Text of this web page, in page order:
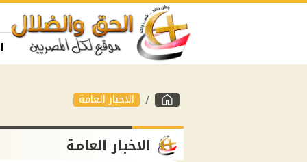
الاخبار العامة
الاخبار العامة